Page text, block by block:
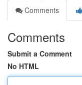
Comments
Comments
Submit a Comment
No HTML